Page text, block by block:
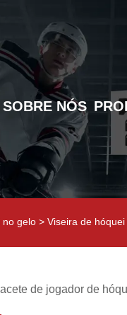
SOBRE NÓS
no gelo > Viseira de
de jogador de